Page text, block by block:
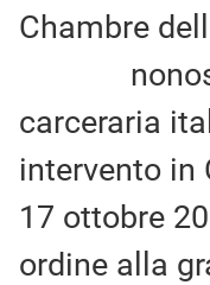
Chambre
carceraria
intervento in
17 ottobre
ordine alla